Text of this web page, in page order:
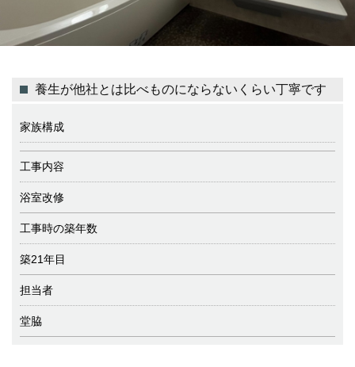
養生が他社とは比べものにならないくらい丁寧です
家族構成
工事内容
浴室改修
工事時の築年数
築21年目
担当者
堂脇